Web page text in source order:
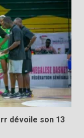
dévoile son 13